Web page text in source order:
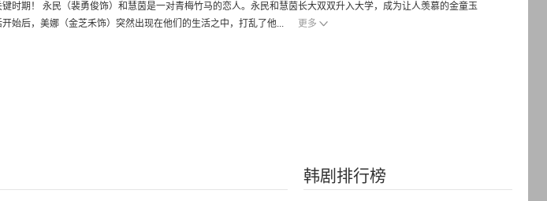
时期！ 永民（裴勇俊饰）和慧茵是一对青梅竹马的恋人。永民和慧茵长大双双升入大学，成为让人羡慕的金童玉
始后，美娜（金芝禾饰）突然出现在他们的生活之中，打乱了他...
更多
韩剧排行榜